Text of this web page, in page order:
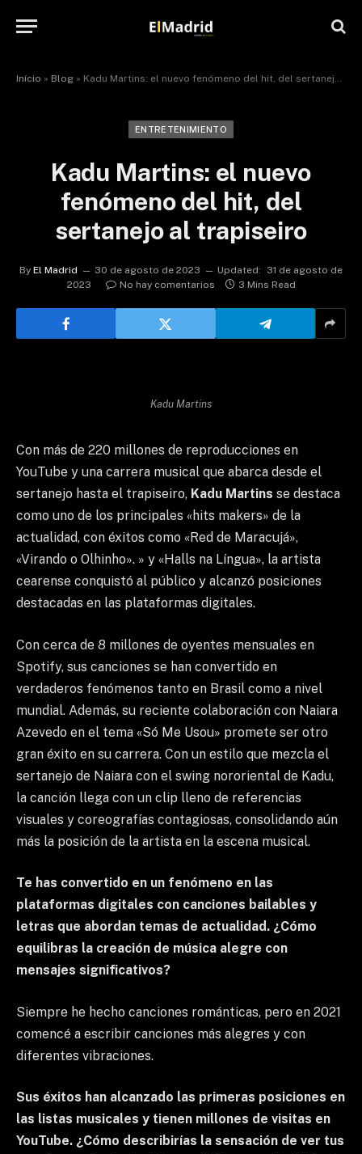
Início » Blog » Kadu Martins: el nuevo fenómeno del hit, del sertanejo al trapiseiro
ENTRETENIMIENTO
Kadu Martins: el nuevo
fenómeno del hit, del
sertanejo al trapiseiro
By El Madrid 30 de agosto de 2023 Updated:
31 de agosto de
2023
No hay comentarios 3 Mins Read
Kadu Martins
Con más de 220 millones de reproducciones en
YouTube y una carrera musical que abarca desde el
sertanejo hasta el trapiseiro, Kadu Martins se destaca
como uno de los principales «hits makers» de la
actualidad, con éxitos como «Red de Maracujá»,
«Virando o Olhinho». » y «Halls na Língua», la artista
cearense conquistó al público y alcanzó posiciones
destacadas en las plataformas digitales.
Con cerca de 8 millones de oyentes mensuales en
Spotify, sus canciones se han convertido en
verdaderos fenómenos tanto en Brasil como a nivel
mundial. Además, su reciente colaboración con Naiara
Azevedo en el tema «Só Me Usou» promete ser otro
gran éxito en su carrera. Con un estilo que mezcla el
sertanejo de Naiara con el swing nororiental de Kadu,
la canción llega con un clip lleno de referencias
visuales y coreografías contagiosas, consolidando aún
más la posición de la artista en la escena musical.
Te has convertido en un fenómeno en las
plataformas digitales con canciones bailables y
letras que abordan temas de actualidad. ¿Cómo
equilibras la creación de música alegre con
mensajes significativos?
Siempre he hecho canciones románticas, pero en 2021
comencé a escribir canciones más alegres y con
diferentes vibraciones.
Sus éxitos han alcanzado las primeras posiciones en
las listas musicales y tienen millones de visitas en
YouTube. ¿Cómo describirías la sensación de ver tus